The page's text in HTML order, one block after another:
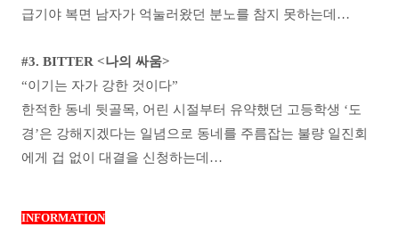
급기야 복면 남자가 억눌러왔던 분노를 참지 못하는데…
#3. BITTER <나의 싸움>
“이기는 자가 강한 것이다”
한적한 동네 뒷골목, 어린 시절부터 유약했던 고등학생 ‘도
경’은 강해지겠다는 일념으로 동네를 주름잡는 불량 일진회
에게 겁 없이 대결을 신청하는데…
INFORMATION